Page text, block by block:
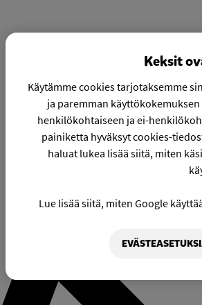
Keksit
Käytämme cookies tarjotaksemme
ja paremman
henkilökohtaiseen ja ei-
painiketta hyväksyt cookies-
haluat lukea lisää siitä, miten
Lue lisää siitä, miten Google